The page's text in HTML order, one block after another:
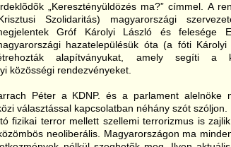
„Keresztényüldözés ma?” címmel. A
Szolidaritás) magyarországi
Gróf Károlyi László és felesége
hazatelepülésük óta (a fóti
alapítványukat, amely segíti a
közösségi rendezvényeket.
Péter a KDNP. és a parlament alelnöke
választással kapcsolatban néhány szót szóljon.
fizikai terror mellett szellemi terrorizmus is
neoliberális. Magyarországon ma